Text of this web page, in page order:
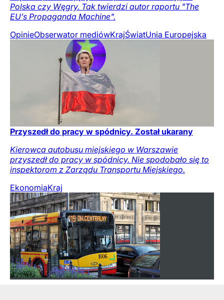
Polska czy Węgry. Tak twierdzi autor raportu "The
EU’s Propaganda Machine".
OpinieObserwator mediówKrajŚwiatUnia Europejska
Przyszedł do pracy w spódnicy. Został ukarany
Kierowca autobusu miejskiego w Warszawie
przyszedł do pracy w spódnicy. Nie spodobało się to
inspektorom z Zarządu Transportu Miejskiego.
EkonomiaKraj